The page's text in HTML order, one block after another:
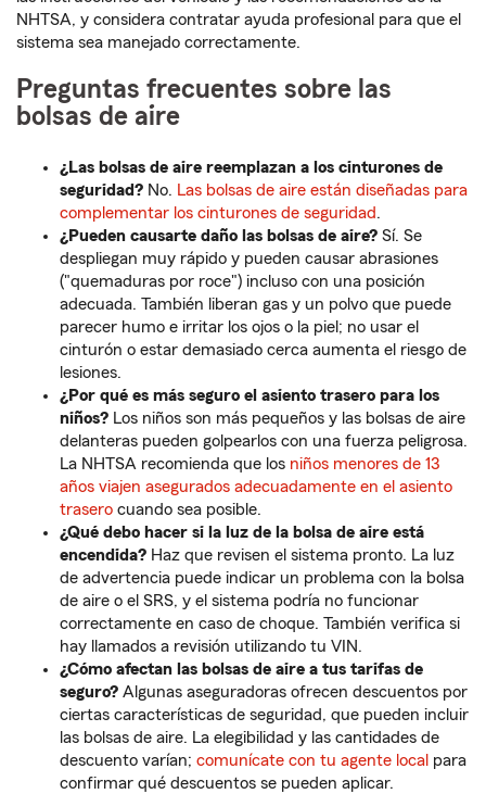
NHTSA, y considera contratar ayuda profesional para que el
sistema sea manejado correctamente.
Preguntas frecuentes sobre las
bolsas de aire
¿Las bolsas de aire reemplazan a los cinturones de
seguridad? No. Las bolsas de aire están diseñadas para
complementar los cinturones de seguridad.
¿Pueden causarte daño las bolsas de aire? Sí. Se
despliegan muy rápido y pueden causar abrasiones
("quemaduras por roce") incluso con una posición
adecuada. También liberan gas y un polvo que puede
parecer humo e irritar los ojos o la piel; no usar el
cinturón o estar demasiado cerca aumenta el riesgo de
lesiones.
¿Por qué es más seguro el asiento trasero para los
niños? Los niños son más pequeños y las bolsas de aire
delanteras pueden golpearlos con una fuerza peligrosa.
La NHTSA recomienda que los niños menores de 13
años viajen asegurados adecuadamente en el asiento
trasero cuando sea posible.
¿Qué debo hacer si la luz de la bolsa de aire está
encendida? Haz que revisen el sistema pronto. La luz
de advertencia puede indicar un problema con la bolsa
de aire o el SRS, y el sistema podría no funcionar
correctamente en caso de choque. También verifica si
hay llamados a revisión utilizando tu VIN.
¿Cómo afectan las bolsas de aire a tus tarifas de
seguro? Algunas aseguradoras ofrecen descuentos por
ciertas características de seguridad, que pueden incluir
las bolsas de aire. La elegibilidad y las cantidades de
descuento varían; comunícate con tu agente local para
confirmar qué descuentos se pueden aplicar.